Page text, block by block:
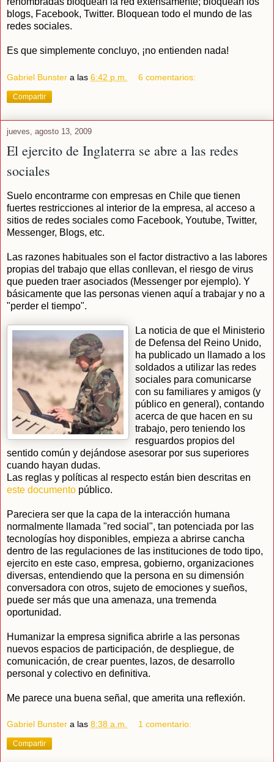
blogs, Facebook, Twitter. Bloquean todo el mundo de las
redes sociales.
Es que simplemente concluyo, ¡no entienden nada!
Gabriel Bunster a las 6:42 p.m. 6 comentarios:
Compartir
jueves, agosto 13, 2009
El ejercito de Inglaterra se abre a las redes
sociales
Suelo encontrarme con empresas en Chile que tienen
fuertes restricciones al interior de la empresa, al acceso a
sitios de redes sociales como Facebook, Youtube, Twitter,
Messenger, Blogs, etc.
Las razones habituales son el factor distractivo a las labores
propias del trabajo que ellas conllevan, el riesgo de virus
que pueden traer asociados (Messenger por ejemplo). Y
básicamente que las personas vienen aquí a trabajar y no a
"perder el tiempo".
La noticia de que el Ministerio
de Defensa del Reino Unido,
ha publicado un llamado a los
soldados a utilizar las redes
sociales para comunicarse
con su familiares y amigos (y
público en general), contando
acerca de que hacen en su
trabajo, pero teniendo los
resguardos propios del
sentido común y dejándose asesorar por sus superiores
cuando hayan dudas.
Las reglas y políticas al respecto están bien descritas en
este documento público.
Pareciera ser que la capa de la interacción humana
normalmente llamada "red social", tan potenciada por las
tecnologías hoy disponibles, empieza a abrirse cancha
dentro de las regulaciones de las instituciones de todo tipo,
ejercito en este caso, empresa, gobierno, organizaciones
diversas, entendiendo que la persona en su dimensión
conversadora con otros, sujeto de emociones y sueños,
puede ser más que una amenaza, una tremenda
oportunidad.
Humanizar la empresa significa abrirle a las personas
nuevos espacios de participación, de despliegue, de
comunicación, de crear puentes, lazos, de desarrollo
personal y colectivo en definitiva.
Me parece una buena señal, que amerita una reflexión.
Gabriel Bunster a las 8:38 a.m. 1 comentario:
Compartir